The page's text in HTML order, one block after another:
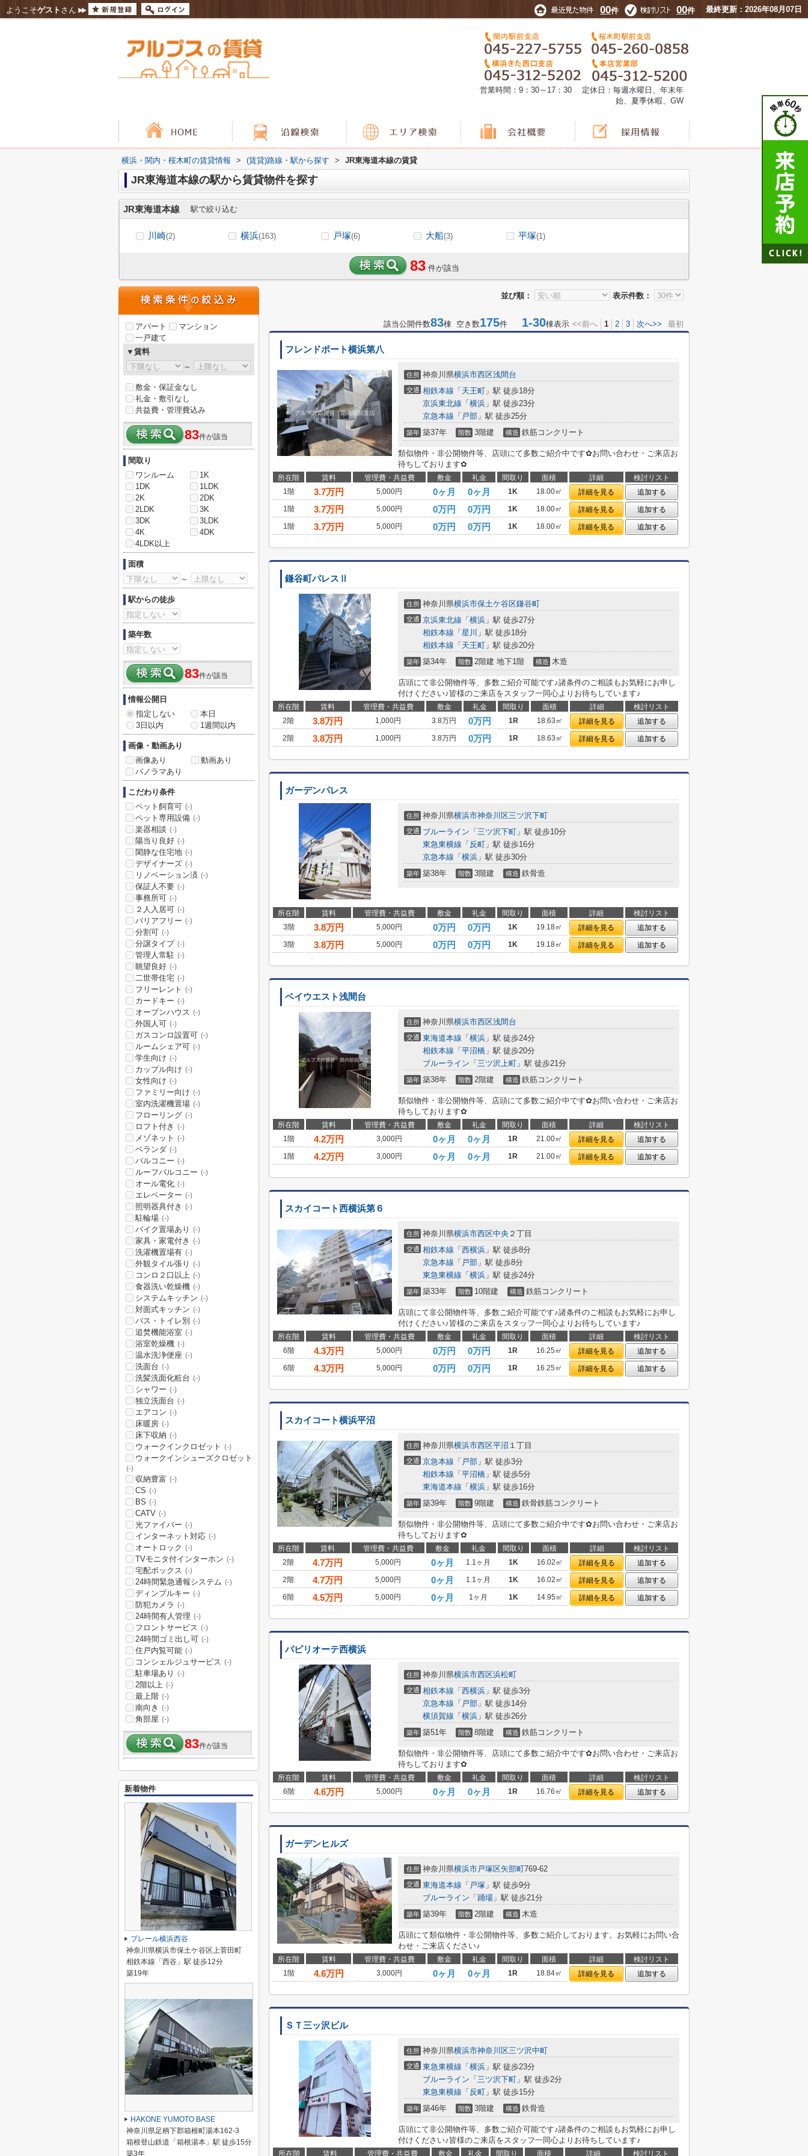
ようこそゲスト さん 00件 00件 最終更新：2026年08月07日
営業時間：9：30～17：30 定休日：毎週水曜日、年末年
始、夏季休暇、GW
横浜・関内・桜木町の賃貸情報 > (賃貸)路線・駅から探す > JR東海道本線の賃貸
JR東海道本線の駅から賃貸物件を探す
JR東海道本線 駅で絞り込む
川崎(2) 横浜(163) 戸塚(6) 大船(3) 平塚(1)
83 件が該当
並び順： 表示件数：
該当公開件数83棟 空き数175件 1-30棟表示 <<前へ 1 2 3 次へ>> 最初
フレンドポート横浜第八
住所 神奈川県横浜市西区浅間台
交通 相鉄本線 「 天王町 」駅 徒歩18分
京浜東北線 「 横浜 」駅 徒歩23分
京急本線 「 戸部 」駅 徒歩25分
築年 築37年 階数 3階建 構造 鉄筋コンクリート
類似物件・非公開物件等、店頭にて多数ご紹介中です✿お問い合わせ・ご来店お
待ちしております✿
所在階 賃料 管理費・共益費 敷金 礼金 間取り 面積 詳細
検討リスト
1階
3.7万円 5,000円 0ヶ月 0ヶ月 1K 18.00㎡ 詳細を見る
追加する
1階
3.7万円 5,000円 0万円 0万円 1K 18.00㎡ 詳細を見る
追加する
1階
3.7万円 5,000円 0万円 0万円 1K 18.00㎡ 詳細を見る 追加する
鎌谷町パレスⅡ
住所 神奈川県横浜市保土ケ谷区鎌谷町
交通 京浜東北線 「 横浜 」駅 徒歩27分
相鉄本線 「 星川 」駅 徒歩18分
相鉄本線 「 天王町 」駅 徒歩20分
築年 築34年 階数 2階建 地下1階 構造 木造
店頭にて非公開物件等、多数ご紹介可能です♪諸条件のご相談もお気軽にお申し
付けください♪皆様のご来店をスタッフ一同心よりお待ちしています♪
所在階 賃料 管理費・共益費 敷金 礼金 間取り 面積 詳細
検討リスト
2階
3.8万円 1,000円 3.8万円 0万円 1R 18.63㎡ 詳細を見る
追加する
2階
3.8万円 1,000円 3.8万円 0万円 1R 18.63㎡ 詳細を見る 追加する
ガーデンパレス
住所 神奈川県横浜市神奈川区三ツ沢下町
交通 ブルーライン 「 三ツ沢下町 」駅 徒歩10分
東急東横線 「 反町 」駅 徒歩16分
京急本線 「 横浜 」駅 徒歩30分
築年 築38年 階数 3階建 構造 鉄骨造
所在階 賃料 管理費・共益費 敷金 礼金 間取り 面積 詳細
検討リスト
3階
3.8万円 5,000円 0万円 0万円 1K 19.18㎡ 詳細を見る
追加する
3階
3.8万円 5,000円 0万円 0万円 1K 19.18㎡ 詳細を見る 追加する
ベイウエスト浅間台
住所 神奈川県横浜市西区浅間台
交通 東海道本線 「 横浜 」駅 徒歩24分
相鉄本線 「 平沼橋 」駅 徒歩20分
ブルーライン 「 三ツ沢上町 」駅 徒歩21分
築年 築38年 階数 2階建 構造 鉄筋コンクリート
類似物件・非公開物件等、店頭にて多数ご紹介中です✿お問い合わせ・ご来店お
待ちしております✿
所在階 賃料 管理費・共益費 敷金 礼金 間取り 面積 詳細
検討リスト
1階
4.2万円 3,000円 0ヶ月 0ヶ月 1R 21.00㎡ 詳細を見る
追加する
1階
4.2万円 3,000円 0ヶ月 0ヶ月 1R 21.00㎡ 詳細を見る 追加する
スカイコート西横浜第６
住所 神奈川県横浜市西区中央 ２丁目
交通 相鉄本線 「 西横浜 」駅 徒歩8分
京急本線 「 戸部 」駅 徒歩8分
東急東横線 「 横浜 」駅 徒歩24分
築年 築33年 階数 10階建 構造 鉄筋コンクリート
店頭にて非公開物件等、多数ご紹介可能です♪諸条件のご相談もお気軽にお申し
付けください♪皆様のご来店をスタッフ一同心よりお待ちしています♪
所在階 賃料 管理費・共益費 敷金 礼金 間取り 面積 詳細
検討リスト
6階
4.3万円 5,000円 0万円 0万円 1R 16.25㎡ 詳細を見る
追加する
6階
4.3万円 5,000円 0万円 0万円 1R 16.25㎡ 詳細を見る 追加する
スカイコート横浜平沼
住所 神奈川県横浜市西区平沼 １丁目
交通 京急本線 「 戸部 」駅 徒歩3分
相鉄本線 「 平沼橋 」駅 徒歩5分
東海道本線 「 横浜 」駅 徒歩16分
築年 築39年 階数 9階建 構造 鉄骨鉄筋コンクリート
類似物件・非公開物件等、店頭にて多数ご紹介中です✿お問い合わせ・ご来店お
待ちしております✿
所在階 賃料 管理費・共益費 敷金 礼金 間取り 面積 詳細
検討リスト
2階
4.7万円 5,000円 0ヶ月 1.1ヶ月 1K 16.02㎡ 詳細を見る
追加する
2階
4.7万円 5,000円 0ヶ月 1.1ヶ月 1K 16.02㎡ 詳細を見る
追加する
6階
4.5万円 5,000円 0ヶ月 1ヶ月 1K 14.95㎡ 詳細を見る 追加する
パピリオーテ西横浜
住所 神奈川県横浜市西区浜松町
交通 相鉄本線 「 西横浜 」駅 徒歩3分
京急本線 「 戸部 」駅 徒歩14分
横須賀線 「 横浜 」駅 徒歩26分
築年 築51年 階数 8階建 構造 鉄筋コンクリート
類似物件・非公開物件等、店頭にて多数ご紹介中です✿お問い合わせ・ご来店お
待ちしております✿
所在階 賃料 管理費・共益費 敷金 礼金 間取り 面積 詳細
検討リスト
6階
4.6万円 5,000円 0ヶ月 0ヶ月 1R 16.76㎡ 詳細を見る 追加する
ガーデンヒルズ
住所 神奈川県横浜市戸塚区矢部町769-62
交通 東海道本線 「 戸塚 」駅 徒歩9分
ブルーライン 「 踊場 」駅 徒歩21分
築年 築39年 階数 2階建 構造 木造
店頭にて類似物件・非公開物件等、多数ご紹介しております。お気軽にお問い合
わせ・ご来店ください♪
所在階 賃料 管理費・共益費 敷金 礼金 間取り 面積 詳細
検討リスト
1階
4.6万円 3,000円 0ヶ月 0ヶ月 1R 18.84㎡ 詳細を見る 追加する
ＳＴ三ッ沢ビル
住所 神奈川県横浜市神奈川区三ツ沢中町
交通 東急東横線 「 横浜 」駅 徒歩23分
ブルーライン 「 三ツ沢下町 」駅 徒歩2分
東急東横線 「 反町 」駅 徒歩15分
築年 築46年 階数 3階建 構造 鉄骨造
店頭にて非公開物件等、多数ご紹介可能です♪諸条件のご相談もお気軽にお申し
付けください♪皆様のご来店をスタッフ一同心よりお待ちしています♪
所在階 賃料 管理費・共益費 敷金 礼金 間取り 面積 詳細 検討リスト
アパート
マンション
一戸建て
▼賃料
～
敷金・保証金なし
礼金・敷引なし
共益費・管理費込み
83件が該当
間取り
ワンルーム
1K
1DK
1LDK
2K
2DK
2LDK
3K
3DK
3LDK
4K
4DK
4LDK以上
面積
～
駅からの徒歩
築年数
83件が該当
情報公開日
指定しない
本日
3日以内
1週間以内
画像・動画あり
画像あり
動画あり
パノラマあり
こだわり条件
ペット飼育可 (-)
ペット専用設備 (-)
楽器相談 (-)
陽当り良好 (-)
閑静な住宅地 (-)
デザイナーズ (-)
リノベーション済 (-)
保証人不要 (-)
事務所可 (-)
２人入居可 (-)
バリアフリー (-)
分割可 (-)
分譲タイプ (-)
管理人常駐 (-)
眺望良好 (-)
二世帯住宅 (-)
フリーレント (-)
カードキー (-)
オープンハウス (-)
外国人可 (-)
ガスコンロ設置可 (-)
ルームシェア可 (-)
学生向け (-)
カップル向け (-)
女性向け (-)
ファミリー向け (-)
室内洗濯機置場 (-)
フローリング (-)
ロフト付き (-)
メゾネット (-)
ベランダ (-)
バルコニー (-)
ルーフバルコニー (-)
オール電化 (-)
エレベーター (-)
照明器具付き (-)
駐輪場 (-)
バイク置場あり (-)
家具・家電付き (-)
洗濯機置場有 (-)
外観タイル張り (-)
コンロ２口以上 (-)
食器洗い乾燥機 (-)
システムキッチン (-)
対面式キッチン (-)
バス・トイレ別 (-)
追焚機能浴室 (-)
浴室乾燥機 (-)
温水洗浄便座 (-)
洗面台 (-)
洗髪洗面化粧台 (-)
シャワー (-)
独立洗面台 (-)
エアコン (-)
床暖房 (-)
床下収納 (-)
ウォークインクロゼット (-)
ウォークインシューズクロゼット
(-)
収納豊富 (-)
CS (-)
BS (-)
CATV (-)
光ファイバー (-)
インターネット対応 (-)
オートロック (-)
TVモニタ付インターホン (-)
宅配ボックス (-)
24時間緊急通報システム (-)
ディンプルキー (-)
防犯カメラ (-)
24時間有人管理 (-)
フロントサービス (-)
24時間ゴミ出し可 (-)
住戸内覧可能 (-)
コンシェルジュサービス (-)
駐車場あり (-)
2階以上 (-)
最上階 (-)
南向き (-)
角部屋 (-)
83件が該当
新着物件
プレール横浜西谷
神奈川県横浜市保土ケ谷区上菅田町
相鉄本線「西谷」駅 徒歩12分
築19年
HAKONE YUMOTO BASE
神奈川県足柄下郡箱根町湯本162-3
箱根登山鉄道「箱根湯本」駅 徒歩15分
築3年